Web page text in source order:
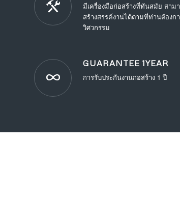
มีเครื่องมือก่อสร้างที่ทันสมัย สาม
สร้างสรรค์งานได้ตามที่ท่านต้องก
วิศวกรรม
GUARANTEE 1YEAR
การรับประกันงานก่อสร้าง 1 ปี